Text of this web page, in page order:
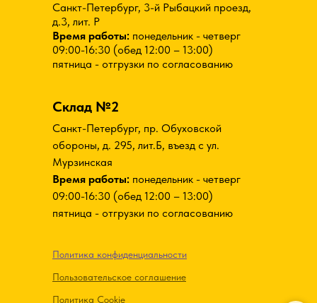
Санкт-Петербург, пр. Обуховской
обороны, д. 295, лит.Б, въезд с ул.
Мурзинская
Время работы: понедельник - четверг
09:00-16:30 (обед 12:00 – 13:00)
пятница - отгрузки по согласованию
Склад №2
Санкт-Петербург, 3-й Рыбацкий проезд,
д.3, лит. Р
Время работы: понедельник - четверг
09:00-16:30 (обед 12:00 – 13:00)
пятница - отгрузки по согласованию
Политика Cookie
Пользовательское соглашение
Политика конфиденциальности